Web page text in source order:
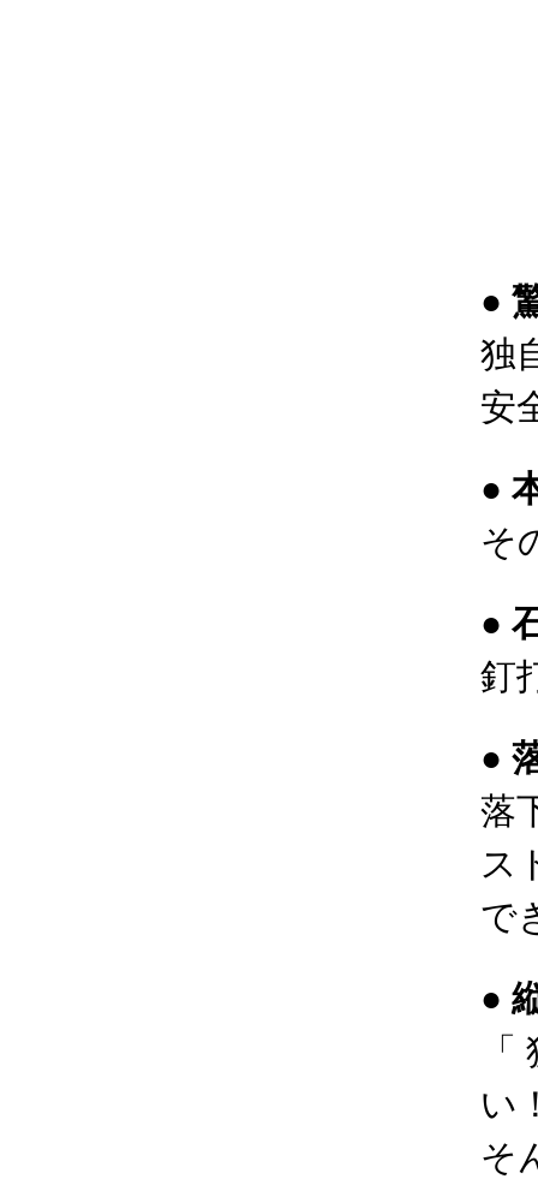
●
独
安
●
そ
●
釘
●
落
ス
で
●
い
そ